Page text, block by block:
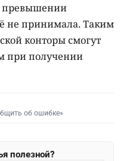
превышении
не принимала. Таким
конторы смогут
при получении
об ошибке»
полезной?